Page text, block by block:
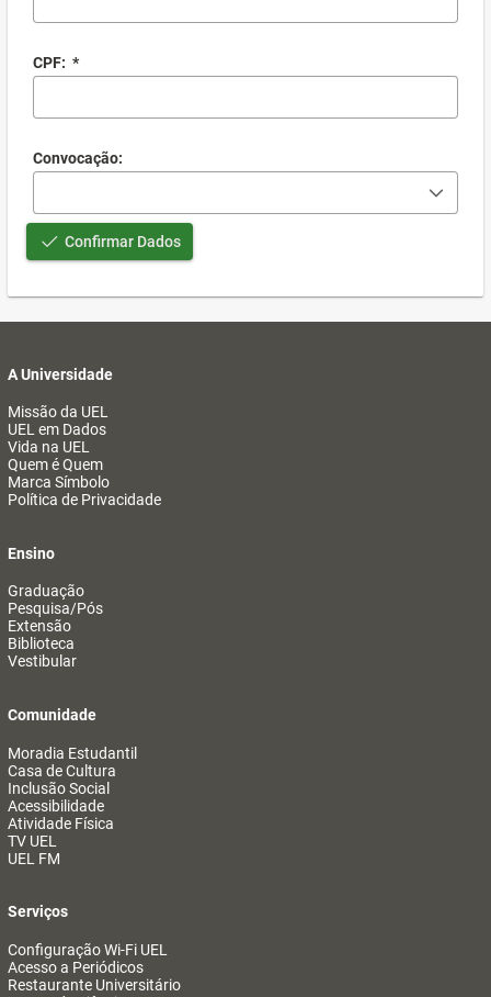
CPF: *
Convocação:
Confirmar Dados
A Universidade
Missão da UEL
UEL em Dados
Vida na UEL
Quem é Quem
Marca Símbolo
Política de Privacidade
Ensino
Graduação
Pesquisa/Pós
Extensão
Biblioteca
Vestibular
Comunidade
Moradia Estudantil
Casa de Cultura
Inclusão Social
Acessibilidade
Atividade Física
TV UEL
UEL FM
Serviços
Configuração Wi-Fi UEL
Acesso a Periódicos
Restaurante Universitário